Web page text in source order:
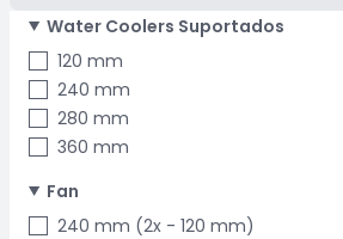
Water Coolers Suportados
120 mm
240 mm
280 mm
360 mm
Fan
240 mm (2x - 120 mm)